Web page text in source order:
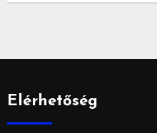
Elérhetőség